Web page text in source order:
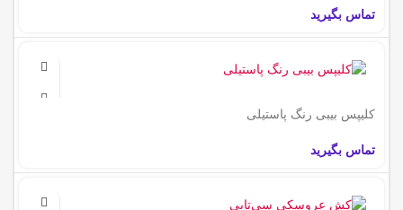
تماس بگیرید
کلیپس بیبی رنگ پاستیلی
تماس بگیرید